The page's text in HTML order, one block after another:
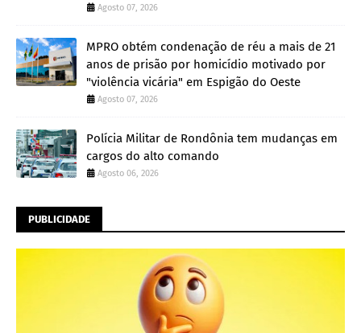
Agosto 07, 2026
MPRO obtém condenação de réu a mais de 21
anos de prisão por homicídio motivado por
"violência vicária" em Espigão do Oeste
Agosto 07, 2026
Polícia Militar de Rondônia tem mudanças em
cargos do alto comando
Agosto 06, 2026
PUBLICIDADE